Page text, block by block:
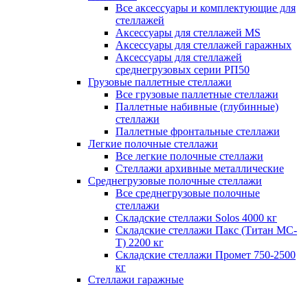
Все аксессуары и комплектующие для
стеллажей
Аксессуары для стеллажей MS
Аксессуары для стеллажей гаражных
Аксессуары для стеллажей
среднегрузовых серии РП50
Грузовые паллетные стеллажи
Все грузовые паллетные стеллажи
Паллетные набивные (глубинные)
стеллажи
Паллетные фронтальные стеллажи
Легкие полочные стеллажи
Все легкие полочные стеллажи
Стеллажи архивные металлические
Среднегрузовые полочные стеллажи
Все среднегрузовые полочные
стеллажи
Складские стеллажи Solos 4000 кг
Складские стеллажи Пакс (Титан МС-
Т) 2200 кг
Складские стеллажи Промет 750-2500
кг
Стеллажи гаражные